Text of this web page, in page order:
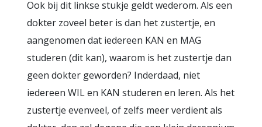
Ook bij dit linkse stukje geldt wederom. Als een
dokter zoveel beter is dan het zustertje, en
aangenomen dat iedereen KAN en MAG
studeren (dit kan), waarom is het zustertje dan
geen dokter geworden? Inderdaad, niet
iedereen WIL en KAN studeren en leren. Als het
zustertje evenveel, of zelfs meer verdient als